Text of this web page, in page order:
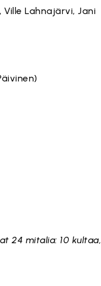
Lahnajärvi, Jani
24 mitalia: 10 kultaa,